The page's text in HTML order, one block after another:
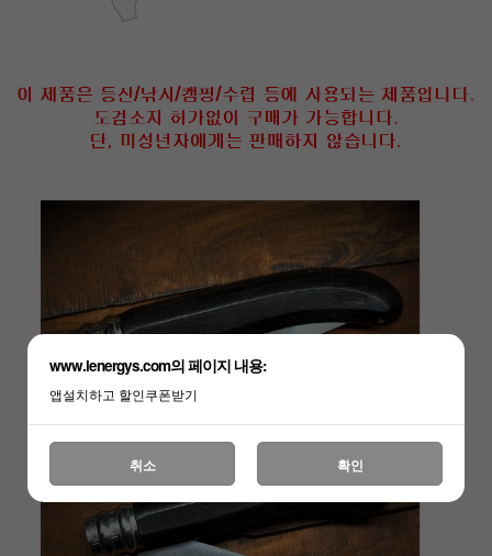
페이코 ID로 페
www.lenergys.com의 페이지 내용:
앱설치하고 할인쿠폰받기
취소 확인